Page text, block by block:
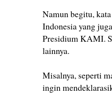
Namun begitu,
Indonesia yang
Presidium KAMI.
lainnya.
Misalnya, seperti
ingin